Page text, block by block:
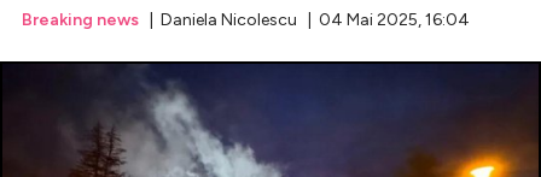
Breaking news | Daniela Nicolescu | 04 Mai 2025, 16:04